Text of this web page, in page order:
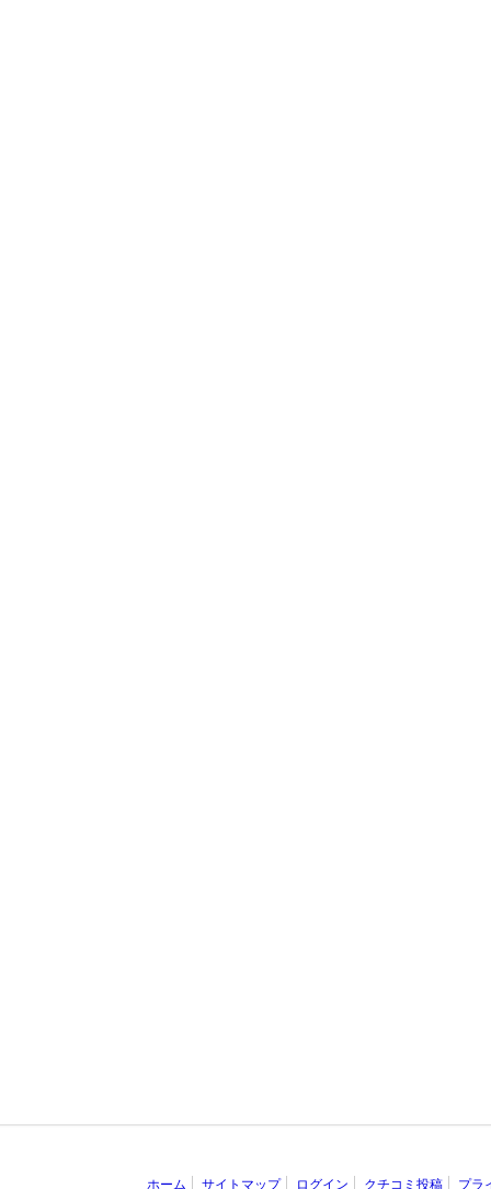
ホーム サイトマップ ログイン クチコミ投稿 プラ